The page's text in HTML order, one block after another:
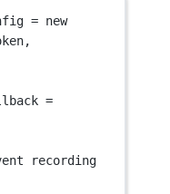
= new
=
recording